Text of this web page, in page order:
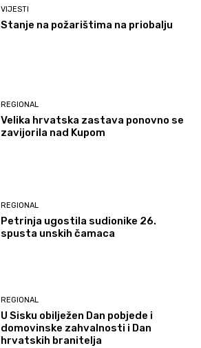
VIJESTI
Stanje na požarištima na priobalju
REGIONAL
Velika hrvatska zastava ponovno se
zavijorila nad Kupom
REGIONAL
Petrinja ugostila sudionike 26.
spusta unskih čamaca
REGIONAL
U Sisku obilježen Dan pobjede i
domovinske zahvalnosti i Dan
hrvatskih branitelja